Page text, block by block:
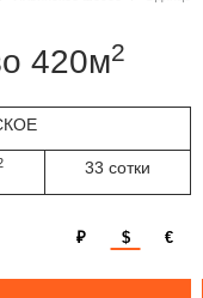
420м2
33 сотки
₽ $ €